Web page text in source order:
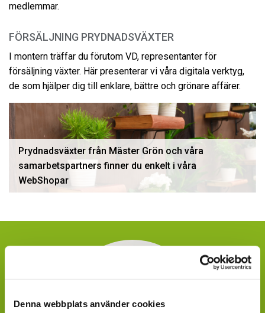
Denna webbplats använder cookies
medlemmar.
FÖRSÄLJNING PRYDNADSVÄXTER
I montern träffar du förutom VD, representanter för
försäljning växter. Här presenterar vi våra digitala verktyg,
de som hjälper dig till enklare, bättre och grönare affärer.
Prydnadsväxter från Mäster Grön och våra
samarbetspartners finner du enkelt i våra
WebShopar